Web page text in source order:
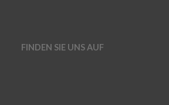
FINDEN SIE UNS AUF